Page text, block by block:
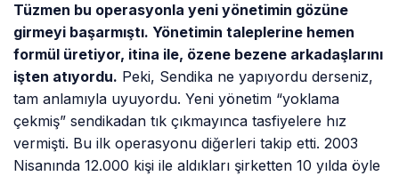
Tüzmen bu operasyonla yeni yönetimin gözüne
girmeyi başarmıştı. Yönetimin taleplerine hemen
formül üretiyor, itina ile, özene bezene arkadaşlarını
işten atıyordu. Peki, Sendika ne yapıyordu derseniz,
tam anlamıyla uyuyordu. Yeni yönetim “yoklama
çekmiş” sendikadan tık çıkmayınca tasfiyelere hız
vermişti. Bu ilk operasyonu diğerleri takip etti. 2003
Nisanında 12.000 kişi ile aldıkları şirketten 10 yılda öyle